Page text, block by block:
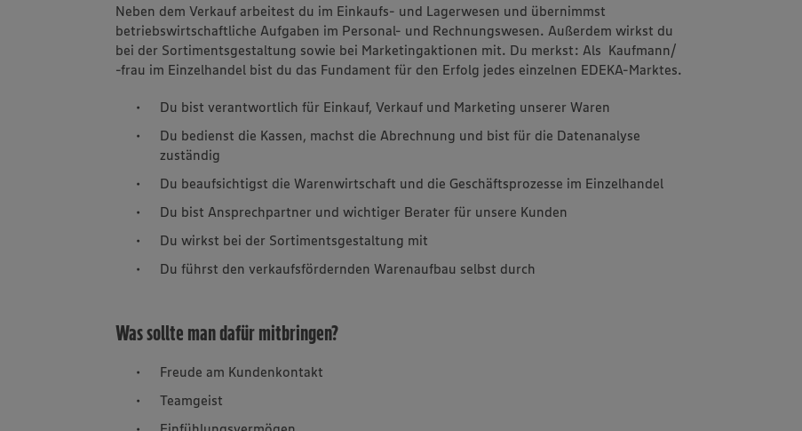
Neben dem Verkauf arbeitest du im Einkaufs- und Lagerwesen und übernimmst
betriebswirtschaftliche Aufgaben im Personal- und Rechnungswesen. Außerdem wirkst du
bei der Sortimentsgestaltung sowie bei Marketingaktionen mit. Du merkst: Als Kaufmann/
-frau im Einzelhandel bist du das Fundament für den Erfolg jedes einzelnen EDEKA-Marktes.
Du bist verantwortlich für Einkauf, Verkauf und Marketing unserer Waren
Du bedienst die Kassen, machst die Abrechnung und bist für die Datenanalyse
zuständig
Du beaufsichtigst die Warenwirtschaft und die Geschäftsprozesse im Einzelhandel
Du bist Ansprechpartner und wichtiger Berater für unsere Kunden
Du wirkst bei der Sortimentsgestaltung mit
Du führst den verkaufsfördernden Warenaufbau selbst durch
Was sollte man dafür mitbringen?
Freude am Kundenkontakt
Teamgeist